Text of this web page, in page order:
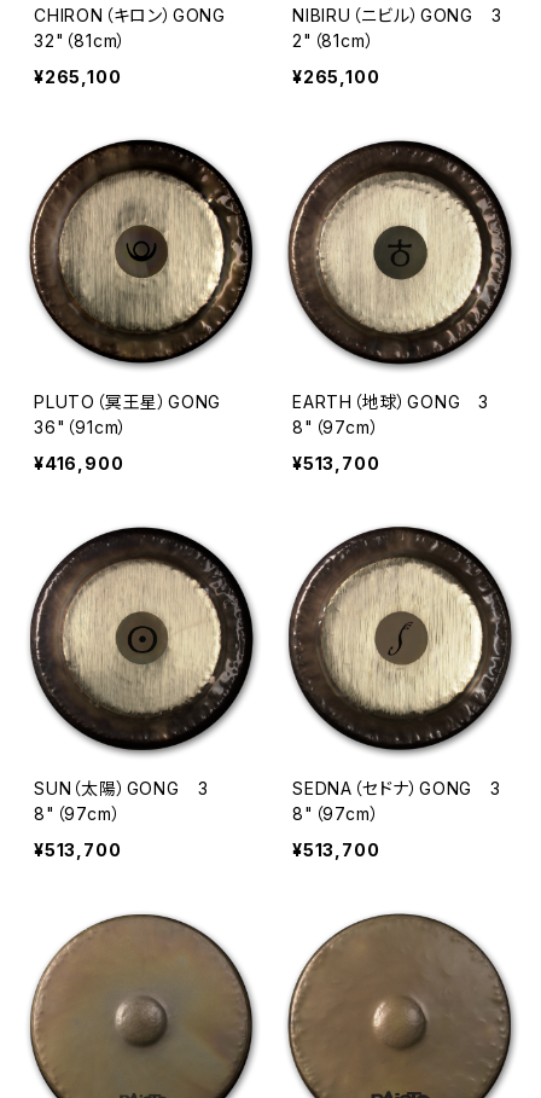
CHIRON（キロン）GONG
32"（81cm）
¥265,100
NIBIRU（ニビル）GONG 3
2"（81cm）
¥265,100
PLUTO（冥王星）GONG
36"（91cm）
¥416,900
EARTH（地球）GONG 3
8"（97cm）
¥513,700
SUN（太陽）GONG 3
8"（97cm）
¥513,700
SEDNA（セドナ）GONG 3
8"（97cm）
¥513,700